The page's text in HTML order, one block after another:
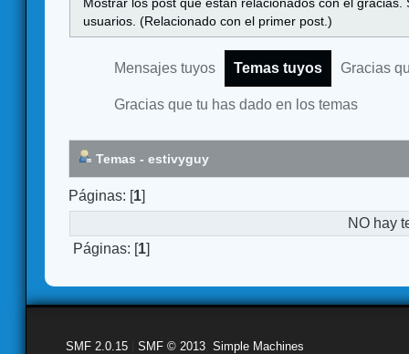
usuarios. (Relacionado con el primer post.)
Mensajes tuyos Temas tuyos Gracias
Gracias que tu has dado en los temas
Temas - estivyguy
Páginas: [1]
NO hay
Páginas: [1]
SMF 2.0.15 SMF © 2013 Simple Machines